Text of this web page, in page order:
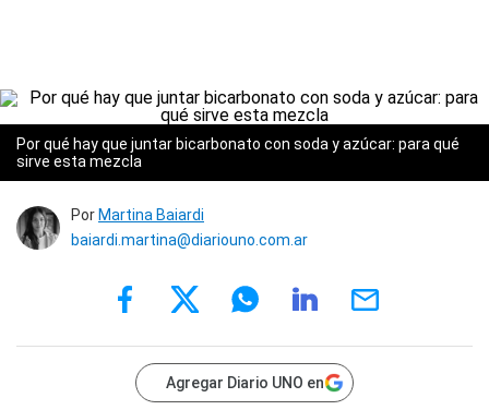
Por qué hay que juntar bicarbonato con soda y azúcar: para qué
sirve esta mezcla
Por Martina Baiardi
baiardi.martina@diariouno.com.ar
Agregar Diario UNO en